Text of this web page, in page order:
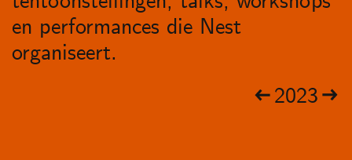
en performances die Nest
organiseert.
2023